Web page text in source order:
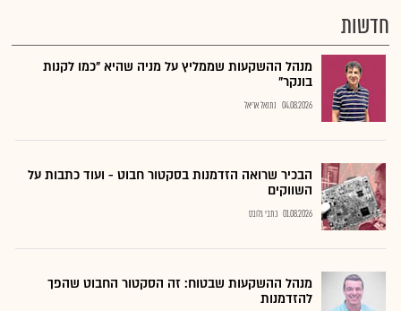
חדשות
מנהל ההשקעות שממליץ על מניה שהיא "כמו לקנות
בונקר"
04.08.2026 נתנאל אריאל
הבכיר שרואה הזדמנות בסקטור חבוט - ועוד כתבות על
השווקים
01.08.2026 כתבי גלובס
מנהל ההשקעות שבטוח: זה הסקטור החבוט שהפך
להזדמנות